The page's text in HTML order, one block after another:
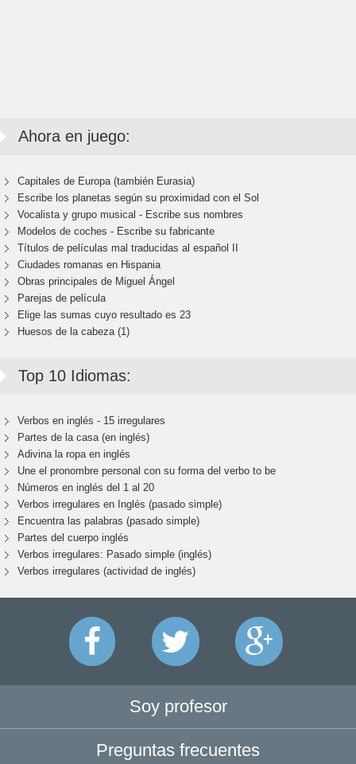
Ahora en juego:
Capitales de Europa (también Eurasia)
Escribe los planetas según su proximidad con el Sol
Vocalista y grupo musical - Escribe sus nombres
Modelos de coches - Escribe su fabricante
Títulos de películas mal traducidas al español II
Ciudades romanas en Hispania
Obras principales de Miguel Ángel
Parejas de película
Elige las sumas cuyo resultado es 23
Huesos de la cabeza (1)
Top 10 Idiomas:
Verbos en inglés - 15 irregulares
Partes de la casa (en inglés)
Adivina la ropa en inglés
Une el pronombre personal con su forma del verbo to be
Números en inglés del 1 al 20
Verbos irregulares en Inglés (pasado simple)
Encuentra las palabras (pasado simple)
Partes del cuerpo inglés
Verbos irregulares: Pasado simple (inglés)
Verbos irregulares (actividad de inglés)
Soy profesor
Preguntas frecuentes